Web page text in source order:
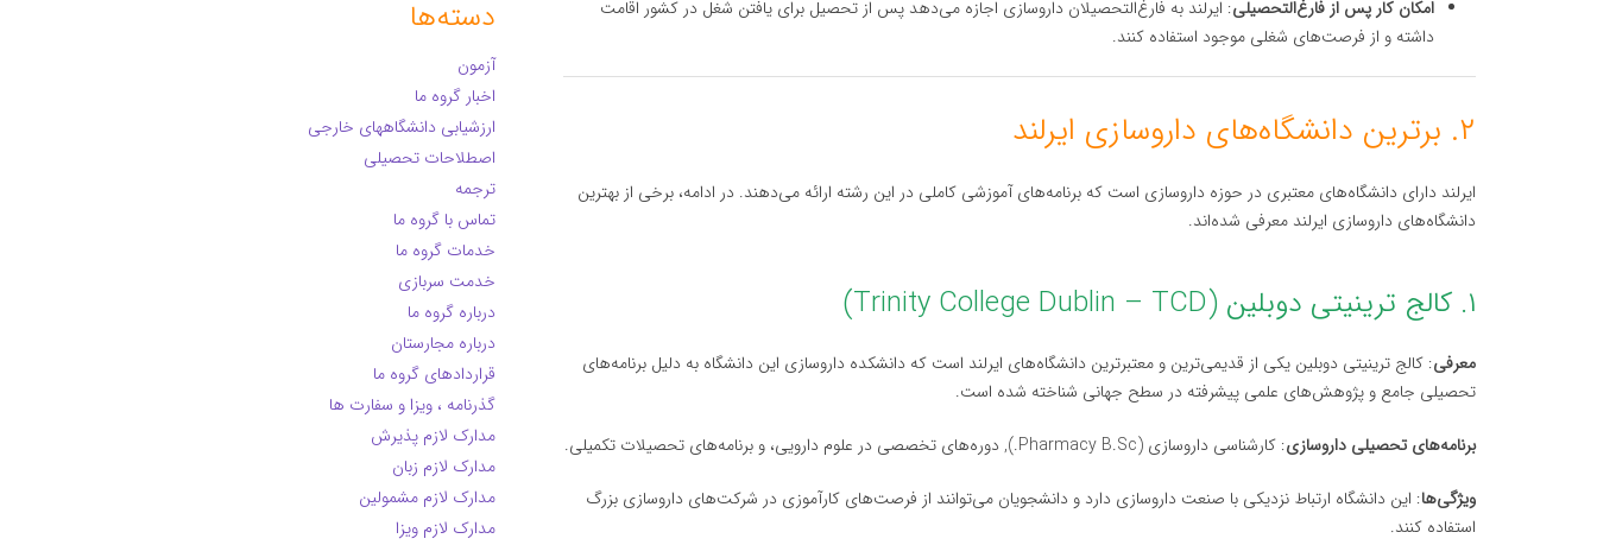
امکان کار پس از فارغ‌التحصیلی: ایرلند به فارغ‌التحصیلان داروسازی اجازه می‌دهد پس از تحصیل برای یافتن شغل در کشور اقامت
داشته و از فرصت‌های شغلی موجود استفاده کنند.
۲. برترین دانشگاه‌های داروسازی ایرلند
ایرلند دارای دانشگاه‌های معتبری در حوزه داروسازی است که برنامه‌های آموزشی کاملی در این رشته ارائه می‌دهند. در ادامه، برخی از بهترین
دانشگاه‌های داروسازی ایرلند معرفی شده‌اند.
۱. کالج ترینیتی دوبلین (Trinity College Dublin – TCD)
معرفی: کالج ترینیتی دوبلین یکی از قدیمی‌ترین و معتبرترین دانشگاه‌های ایرلند است که دانشکده داروسازی این دانشگاه به دلیل برنامه‌های
تحصیلی جامع و پژوهش‌های علمی پیشرفته در سطح جهانی شناخته شده است.
برنامه‌های تحصیلی داروسازی: کارشناسی داروسازی (Pharmacy B.Sc.), دوره‌های تخصصی در علوم دارویی، و برنامه‌های تحصیلات تکمیلی.
ویژگی‌ها: این دانشگاه ارتباط نزدیکی با صنعت داروسازی دارد و دانشجویان می‌توانند از فرصت‌های کارآموزی در شرکت‌های داروسازی بزرگ
استفاده کنند.
دسته‌ها
آزمون
اخبار گروه ما
ارزشیابی دانشگاههای خارجی
اصطلاحات تحصیلی
ترجمه
تماس با گروه ما
خدمات گروه ما
خدمت سربازی
درباره گروه ما
درباره مجارستان
قراردادهای گروه ما
گذرنامه ، ویزا و سفارت ها
مدارک لازم پذیرش
مدارک لازم زبان
مدارک لازم مشمولین
مدارک لازم ویزا